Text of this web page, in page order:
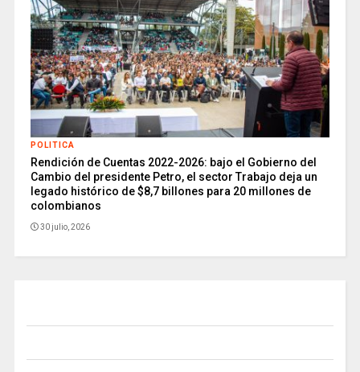
POLITICA
Rendición de Cuentas 2022-2026: bajo el Gobierno del
Cambio del presidente Petro, el sector Trabajo deja un
legado histórico de $8,7 billones para 20 millones de
colombianos
30 julio, 2026